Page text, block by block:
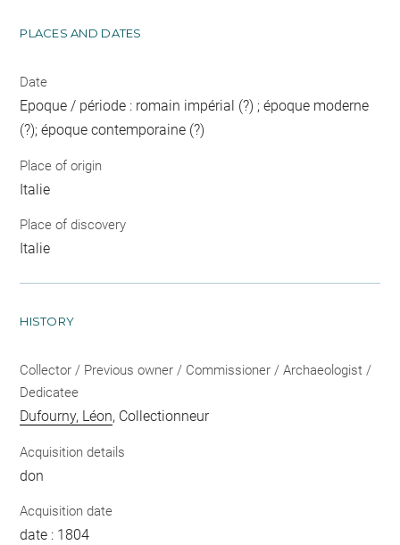
PLACES AND DATES
Date
Epoque / période : romain impérial (?) ; époque moderne
(?); époque contemporaine (?)
Place of origin
Italie
Place of discovery
Italie
HISTORY
Collector / Previous owner / Commissioner / Archaeologist /
Dedicatee
Dufourny, Léon, Collectionneur
Acquisition details
don
Acquisition date
date : 1804